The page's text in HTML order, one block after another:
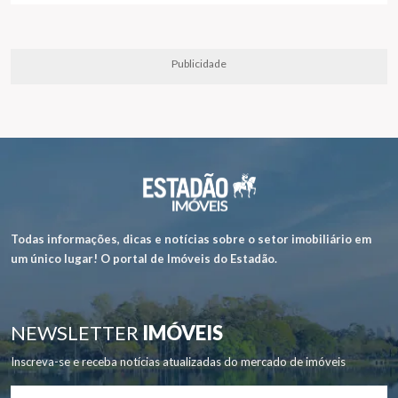
Publicidade
Todas informações, dicas e notícias sobre o setor imobiliário em
um único lugar! O portal de Imóveis do Estadão.
NEWSLETTERIMÓVEIS
Inscreva-se e receba notícias atualizadas do mercado de imóveis